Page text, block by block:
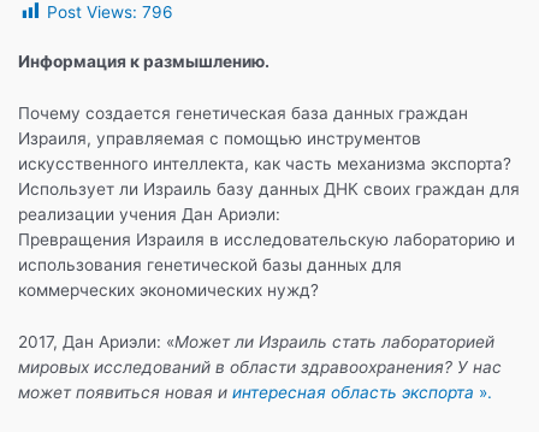
c
e
b
o
o
k
itt
er
e
gr
a
m
s
A
p
p
р
а
в
и
т
ь
Post Views: 796
Информация к размышлению.
Почему создается генетическая база данных граждан
Израиля, управляемая с помощью инструментов
искусственного интеллекта, как часть механизма экспорта?
Использует ли Израиль базу данных ДНК своих граждан для
реализации учения Дан Ариэли:
Превращения Израиля в исследовательскую лабораторию и
использования генетической базы данных для
коммерческих экономических нужд?
2017, Дан Ариэли: «Может ли Израиль стать лабораторией
мировых исследований в области здравоохранения? У нас
может появиться новая и интересная область экспорта ».